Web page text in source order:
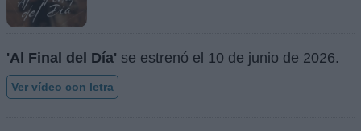
'Al Final del Día' se estrenó el 10 de junio de 2026.
Ver vídeo con letra